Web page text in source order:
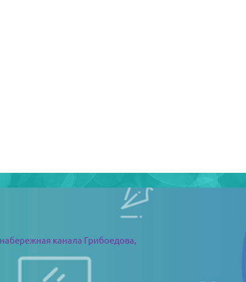
набережная канала Грибоедова,